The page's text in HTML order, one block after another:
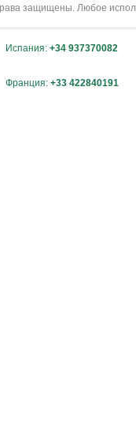
защищены. Любое
Испания: +34 937370082
Франция: +33 422840191